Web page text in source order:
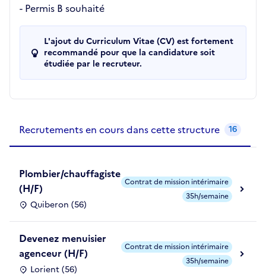
- Permis B souhaité
L'ajout du Curriculum Vitae (CV) est fortement
recommandé pour que la candidature soit
étudiée par le recruteur.
Recrutements en cours dans cette structure 16
Plombier/chauffagiste
(H/F)
Quiberon (56)
Contrat de mission intérimaire
35h/semaine
Devenez menuisier
agenceur (H/F)
Lorient (56)
Contrat de mission intérimaire
35h/semaine